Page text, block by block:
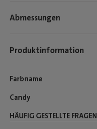
Abmessungen
Produktinformation
Farbname
Candy
HÄUFIG GESTELLTE FRAGEN